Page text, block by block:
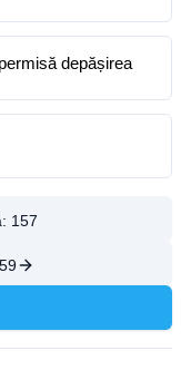
depășirea
157